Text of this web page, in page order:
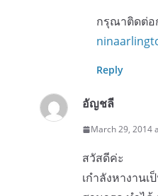
กรุณาติดต่อ
Reply
อัญชลี
March 29, 2014
สวัสดีค่ะ
เกำลังหางาน